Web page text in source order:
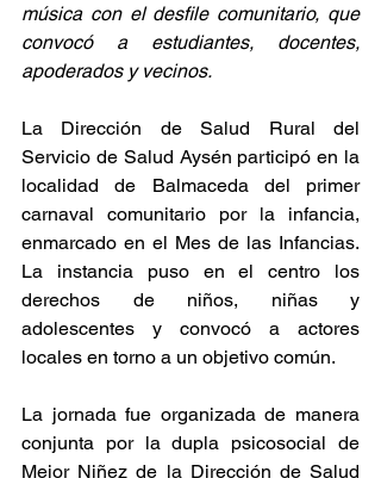
música con el desfile comunitario, que
convocó a estudiantes, docentes,
apoderados y vecinos.
La Dirección de Salud Rural del
Servicio de Salud Aysén participó en la
localidad de Balmaceda del primer
carnaval comunitario por la infancia,
enmarcado en el Mes de las Infancias.
La instancia puso en el centro los
derechos de niños, niñas y
adolescentes y convocó a actores
locales en torno a un objetivo común.
La jornada fue organizada de manera
conjunta por la dupla psicosocial de
Mejor Niñez de la Dirección de Salud